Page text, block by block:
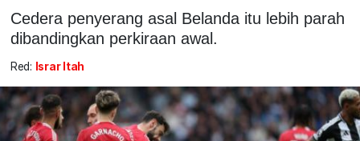
Cedera penyerang asal Belanda itu lebih parah
dibandingkan perkiraan awal.
Red: Israr Itah